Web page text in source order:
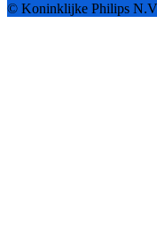
© Koninklijke Philips